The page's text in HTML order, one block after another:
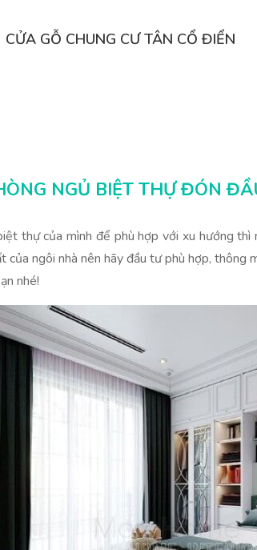
CỬA GỖ CHUNG CƯ TÂN CỔ ĐIỂN
NGỦ BIỆT THỰ ĐÓN
thự của mình để phù hợp với xu hướng
của ngôi nhà nên hãy đầu tư phù hợp,
nhé!